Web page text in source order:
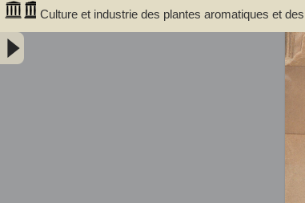
Culture et industrie des plantes aromatiques et
camomille - Gattefossé, René Maurice (1881-